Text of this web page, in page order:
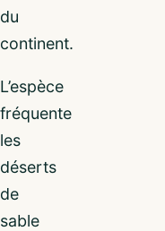
du
continent.
L’espèce
fréquente
les
déserts
de
sable